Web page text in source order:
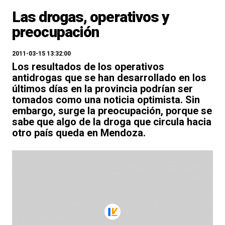
Las drogas, operativos y
preocupación
2011-03-15 13:32:00
Los resultados de los operativos
antidrogas que se han desarrollado en los
últimos días en la provincia podrían ser
tomados como una noticia optimista. Sin
embargo, surge la preocupación, porque se
sabe que algo de la droga que circula hacia
otro país queda en Mendoza.